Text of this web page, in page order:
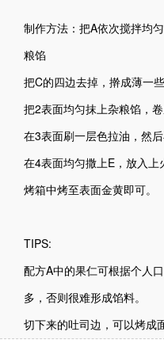
制作方法：把A依次搅拌均
粮馅
把C的四边去掉，擀成薄一
把2表面均匀抹上杂粮馅，卷
在3表面刷一层色拉油，然
在4表面均匀撒上E，放入
烤箱中烤至表面金黄即可。
TIPS:
配方A中的果仁可根据个人
多，否则很难形成馅料。
切下来的吐司边，可以烤成